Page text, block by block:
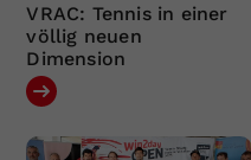
VRAC: Tennis in einer
völlig neuen
Dimension